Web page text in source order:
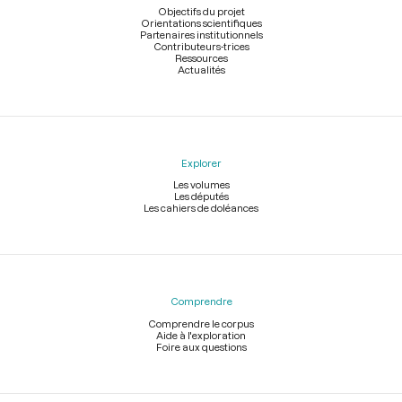
Objectifs du projet
Orientations scientifiques
Partenaires institutionnels
Contributeurs-trices
Ressources
Actualités
Explorer
Les volumes
Les députés
Les cahiers de doléances
Comprendre
Comprendre le corpus
Aide à l'exploration
Foire aux questions